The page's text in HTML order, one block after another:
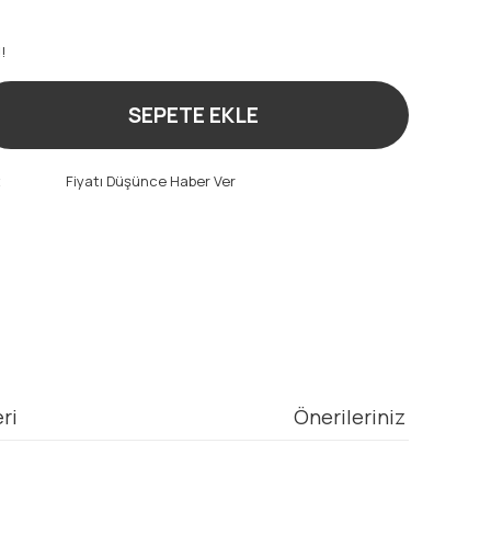
SEPETE EKLE
Fiyatı Düşünce Haber Ver
Önerileriniz